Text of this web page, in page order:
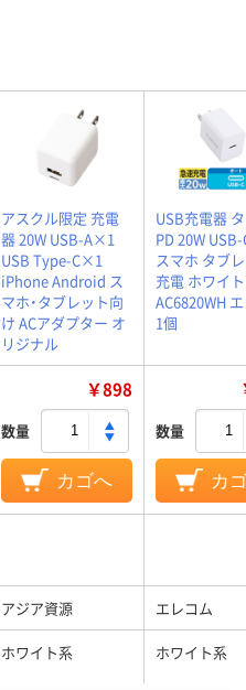
アスクル限定 充電
器 20W USB-A×1
USB Type-C×1
iPhone Android ス
マホ・タブレット向
け ACアダプター オ
リジナル
USB充電器
PD 20W
スマホ タブ
充電 ホワイ
AC6820WH
1個
￥898
数量
カゴへ
数量
カ
アジア資源 エレコム
ホワイト系 ホワイト系